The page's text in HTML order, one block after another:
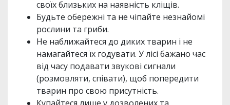
своїх близьких на наявність кліщів.
Будьте обережні та не чіпайте незнайомі
рослини та гриби.
Не наближайтеся до диких тварин і не
намагайтеся їх годувати. У лісі бажано час
від часу подавати звукові сигнали
(розмовляти, співати), щоб попередити
тварин про свою присутність.
Купайтеся лише у дозволених та